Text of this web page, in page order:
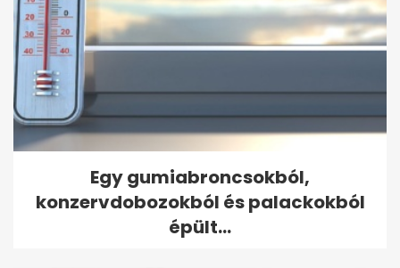
Egy gumiabroncsokból,
konzervdobozokból és palackokból
épült...